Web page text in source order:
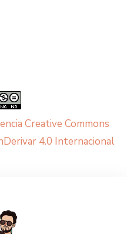
Creative Commons
4.0 Internacional